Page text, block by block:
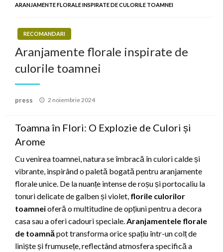
ARANJAMENTE FLORALE INSPIRATE DE CULORILE TOAMNEI
RECOMANDARI
Aranjamente florale inspirate de
culorile toamnei
press
Posted
2 noiembrie 2024
Toamna în Flori: O Explozie de Culori și
Arome
Cu venirea toamnei, natura se îmbracă în culori calde și
vibrante, inspirând o paletă bogată pentru aranjamente
florale unice. De la nuanțe intense de roșu și portocaliu la
tonuri delicate de galben și violet, florile culorilor
toamneioferă o multitudine de opțiuni pentru a decora
casa sau a oferi cadouri speciale.Aranjamentele florale
de toamnăpot transforma orice spațiu într-un colț de
liniște și frumusețe, reflectând atmosfera specifică a